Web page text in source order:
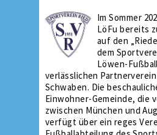
Im Sommer
LöFu bereits
auf den
dem
Löwen-
verlässlichen
Schwaben. Die
Einwohner-Gemeinde, die
zwischen München und
verfügt über ein reges